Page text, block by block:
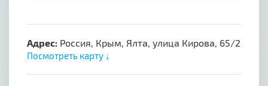
Адрес: Россия, Крым, Ялта, улица Кирова, 65/2
Посмотреть карту ↓